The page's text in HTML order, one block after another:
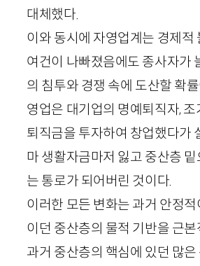
대체했다.
이와 동시에 자영업계는 경제적
여건이 나빠졌음에도 종사자가
의 침투와 경쟁 속에 도산할 확
영업은 대기업의 명예퇴직자, 조
퇴직금을 투자하여 창업했다가
마 생활자금마저 잃고 중산층
는 통로가 되어버린 것이다.
이러한 모든 변화는 과거 안정
이던 중산층의 물적 기반을 근
과거 중산층의 핵심에 있던 많은